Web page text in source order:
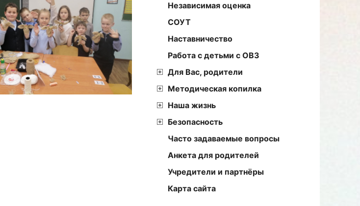
Независимая оценка
СОУТ
Наставничество
Работа с детьми с ОВЗ
Для Вас, родители
Методическая копилка
Наша жизнь
Безопасность
Часто задаваемые вопросы
Анкета для родителей
Учредители и партнёры
Карта сайта